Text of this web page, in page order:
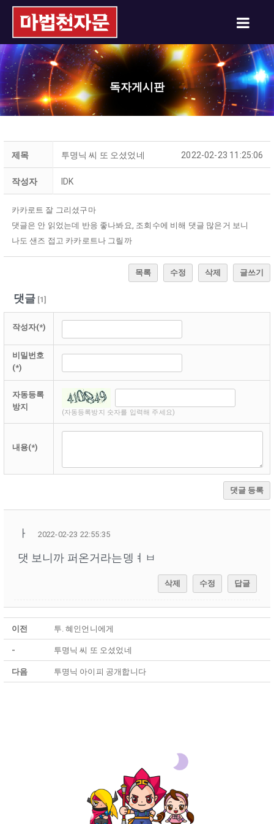
독자게시판
제목 투명닉 씨 또 오셨었네 2022-02-23 11:25:06
작성자 IDK
카카로트 잘 그리셨구마
댓글은 안 읽었는데 반응 좋나봐요, 조회수에 비해 댓글 많은거 보니
나도 샌즈 접고 카카로트나 그릴까
목록 수정 삭제 글쓰기
댓글[1]
작성자(*)
비밀번호
(*)
자동등록
방지
(자동등록방지 숫자를 입력해 주세요)
내용(*)
댓글 등록
ㅏ 2022-02-23 22:55:35
댓 보니까 퍼온거라는뎅ㅕㅂ
삭제 수정 답글
이전 투. 혜인언니에게
- 투명닉 씨 또 오셨었네
다음 투명닉 아이피 공개합니다